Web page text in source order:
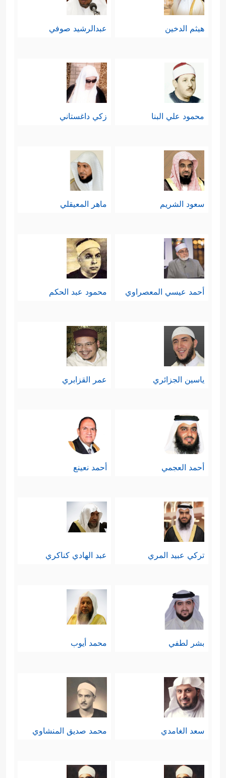
هيثم الدخين عبدالرشيد صوفي
محمود علي البنا زكي داغستاني
سعود الشريم ماهر المعيقلي
أحمد عيسي المعصراوي محمود عبد الحكم
ياسين الجزائري عمر القزابري
أحمد العجمي أحمد نعينع
تركي عبيد المري عبد الهادي كناكري
بشر لطفي محمد أيوب
سعد الغامدي محمد صديق المنشاوي